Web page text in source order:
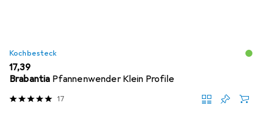
Kochbesteck
EUR
17,39
Brabantia Pfannenwender Klein Profile
17